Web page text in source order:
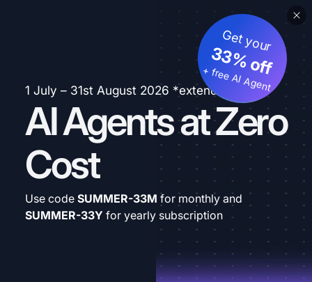
1 July – 31st August 2026 *extended
AI Agents at Zero
Cost
Get your
33% off
+ free AI Agent
Use code SUMMER-33M for monthly and
SUMMER-33Y for yearly subscription